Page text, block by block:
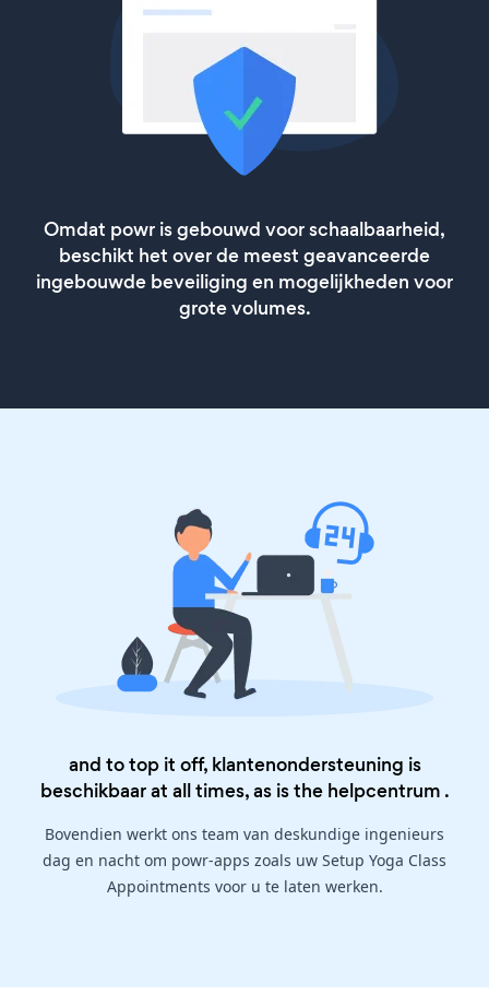
Omdat powr is gebouwd voor schaalbaarheid,
beschikt het over de meest geavanceerde
ingebouwde beveiliging en mogelijkheden voor
grote volumes.
and to top it off, klantenondersteuning is
beschikbaar at all times, as is the helpcentrum .
Bovendien werkt ons team van deskundige ingenieurs
dag en nacht om powr-apps zoals uw Setup Yoga Class
Appointments voor u te laten werken.